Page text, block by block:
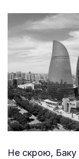
Не скрою,